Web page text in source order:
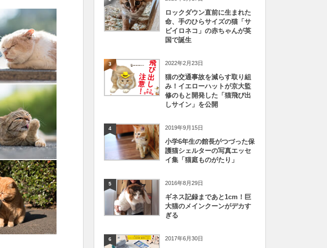
ロックダウン直前に生まれた
命、手のひらサイズの猫「サ
ビイロネコ」の赤ちゃんが英
国で誕生
3 2022年2月23日
猫の交通事故を減らす取り組
み！イエローハットが京大監
修のもと開発した「猫飛び出
しサイン」を公開
4 2019年9月15日
小学6年生の館長がつづった保
護猫シェルターの写真エッセ
イ集「猫庭ものがたり」
5 2016年8月29日
ギネス記録まであと1cm！巨
大猫のメインクーンがデカす
ぎる
6 2017年6月30日